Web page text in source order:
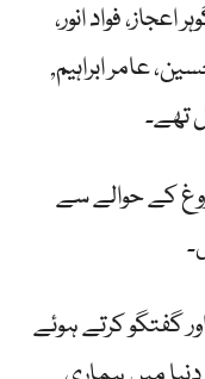
فواد انور،
عامر ابراہیم,
تھے۔
کے حوالے سے
گفتگو کرتے ہوئے